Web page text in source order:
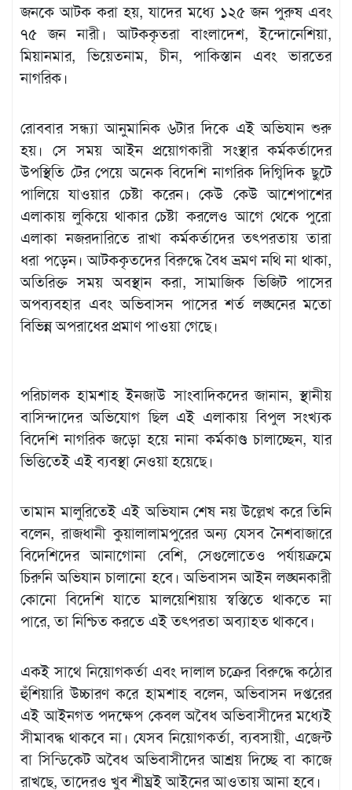
জনকে আটক করা হয়, যাদের মধ্যে ১২৫ জন পুরুষ এবং
৭৫ জন নারী। আটককৃতরা বাংলাদেশ, ইন্দোনেশিয়া,
মিয়ানমার, ভিয়েতনাম, চীন, পাকিস্তান এবং ভারতের
নাগরিক।
রোববার সন্ধ্যা আনুমানিক ৬টার দিকে এই অভিযান শুরু
হয়। সে সময় আইন প্রয়োগকারী সংস্থার কর্মকর্তাদের
উপস্থিতি টের পেয়ে অনেক বিদেশি নাগরিক দিগ্বিদিক ছুটে
পালিয়ে যাওয়ার চেষ্টা করেন। কেউ কেউ আশেপাশের
এলাকায় লুকিয়ে থাকার চেষ্টা করলেও আগে থেকে পুরো
এলাকা নজরদারিতে রাখা কর্মকর্তাদের তৎপরতায় তারা
ধরা পড়েন। আটককৃতদের বিরুদ্ধে বৈধ ভ্রমণ নথি না থাকা,
অতিরিক্ত সময় অবস্থান করা, সামাজিক ভিজিট পাসের
অপব্যবহার এবং অভিবাসন পাসের শর্ত লঙ্ঘনের মতো
বিভিন্ন অপরাধের প্রমাণ পাওয়া গেছে।
পরিচালক হামশাহ ইনজাউ সাংবাদিকদের জানান, স্থানীয়
বাসিন্দাদের অভিযোগ ছিল এই এলাকায় বিপুল সংখ্যক
বিদেশি নাগরিক জড়ো হয়ে নানা কর্মকাণ্ড চালাচ্ছেন, যার
ভিত্তিতেই এই ব্যবস্থা নেওয়া হয়েছে।
তামান মালুরিতেই এই অভিযান শেষ নয় উল্লেখ করে তিনি
বলেন, রাজধানী কুয়ালালামপুরের অন্য যেসব নৈশবাজারে
বিদেশিদের আনাগোনা বেশি, সেগুলোতেও পর্যায়ক্রমে
চিরুনি অভিযান চালানো হবে। অভিবাসন আইন লঙ্ঘনকারী
কোনো বিদেশি যাতে মালয়েশিয়ায় স্বস্তিতে থাকতে না
পারে, তা নিশ্চিত করতে এই তৎপরতা অব্যাহত থাকবে।
একই সাথে নিয়োগকর্তা এবং দালাল চক্রের বিরুদ্ধে কঠোর
হুঁশিয়ারি উচ্চারণ করে হামশাহ বলেন, অভিবাসন দপ্তরের
এই আইনগত পদক্ষেপ কেবল অবৈধ অভিবাসীদের মধ্যেই
সীমাবদ্ধ থাকবে না। যেসব নিয়োগকর্তা, ব্যবসায়ী, এজেন্ট
বা সিন্ডিকেট অবৈধ অভিবাসীদের আশ্রয় দিচ্ছে বা কাজে
রাখছে, তাদেরও খুব শীঘ্রই আইনের আওতায় আনা হবে।